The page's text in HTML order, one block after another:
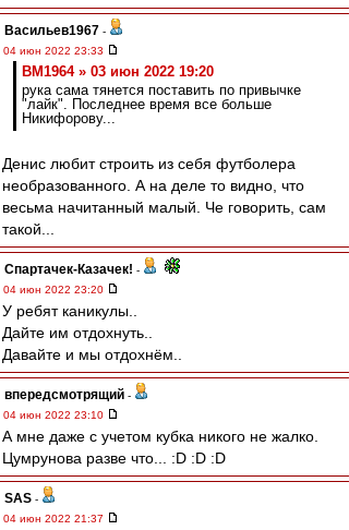
Васильев1967 -
04 июн 2022 23:33
BM1964 » 03 июн 2022 19:20
рука сама тянется поставить по привычке
"лайк". Последнее время все больше
Никифорову...
Денис любит строить из себя футболера
необразованного. А на деле то видно, что
весьма начитанный малый. Че говорить, сам
такой...
Спартачек-Казачек! -
04 июн 2022 23:20
У ребят каникулы..
Дайте им отдохнуть..
Давайте и мы отдохнём..
впередсмотрящий -
04 июн 2022 23:10
А мне даже с учетом кубка никого не жалко.
Цумрунова разве что... :D :D :D
SAS -
04 июн 2022 21:37